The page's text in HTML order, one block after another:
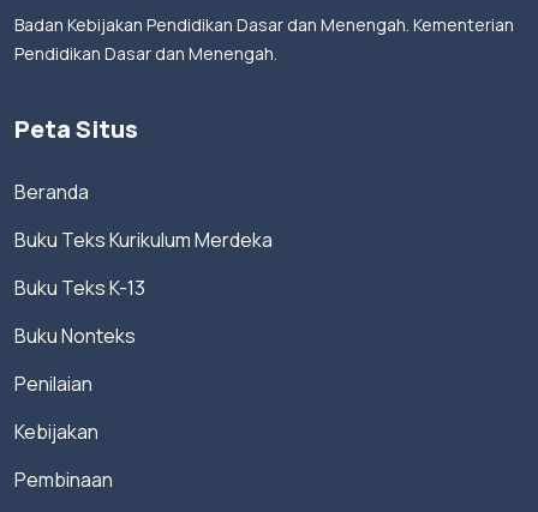
Badan Kebijakan Pendidikan Dasar dan Menengah. Kementerian
Pendidikan Dasar dan Menengah.
Peta Situs
Beranda
Buku Teks Kurikulum Merdeka
Buku Teks K-13
Buku Nonteks
Penilaian
Kebijakan
Pembinaan